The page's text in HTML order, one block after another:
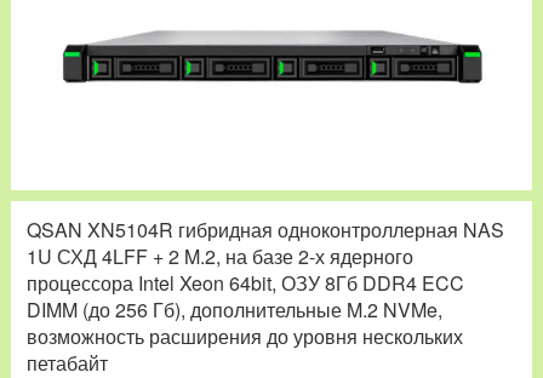
QSAN XN5104R гибридная одноконтроллерная NAS
1U СХД 4LFF + 2 M.2, на базе 2-х ядерного
процессора Intel Xeon 64bit, ОЗУ 8Гб DDR4 ECC
DIMM (до 256 Гб), дополнительные M.2 NVMe,
возможность расширения до уровня нескольких
петабайт